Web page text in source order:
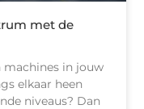
met de
machines in jouw
elkaar heen
niveaus? Dan